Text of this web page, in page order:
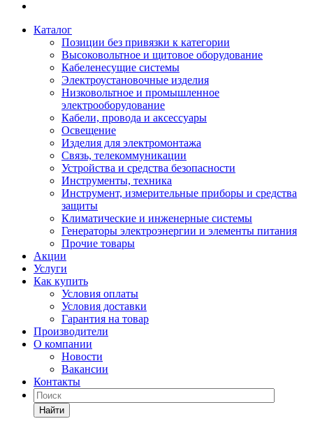
Каталог
Позиции без привязки к категории
Высоковольтное и щитовое оборудование
Кабеленесущие системы
Электроустановочные изделия
Низковольтное и промышленное
электрооборудование
Кабели, провода и аксессуары
Освещение
Изделия для электромонтажа
Связь, телекоммуникации
Устройства и средства безопасности
Инструменты, техника
Инструмент, измерительные приборы и средства
защиты
Климатические и инженерные системы
Генераторы электроэнергии и элементы питания
Прочие товары
Акции
Услуги
Как купить
Условия оплаты
Условия доставки
Гарантия на товар
Производители
О компании
Новости
Вакансии
Контакты
Найти